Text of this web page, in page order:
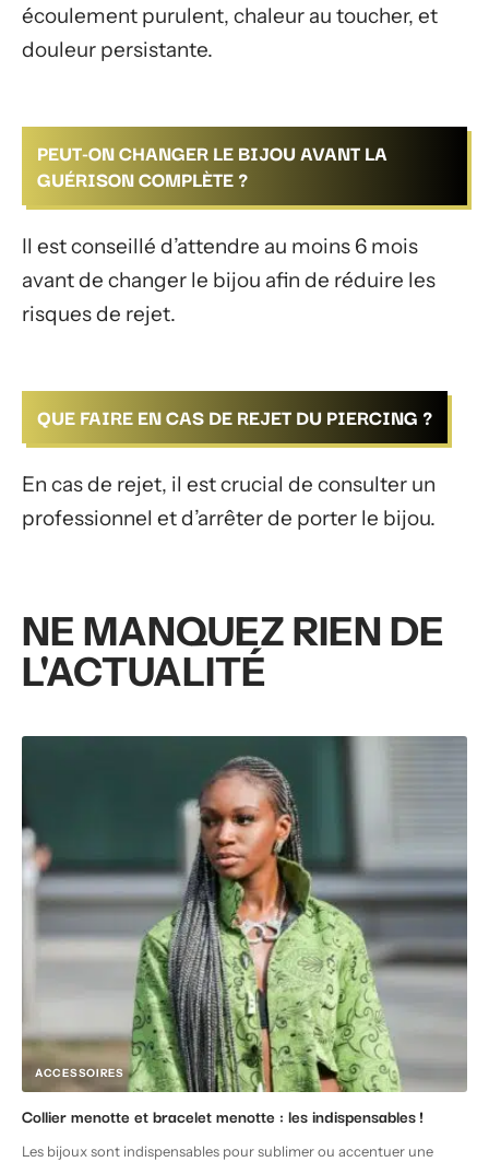
écoulement purulent, chaleur au toucher, et
douleur persistante.
PEUT-ON CHANGER LE BIJOU AVANT LA
GUÉRISON COMPLÈTE ?
Il est conseillé d’attendre au moins 6 mois
avant de changer le bijou afin de réduire les
risques de rejet.
QUE FAIRE EN CAS DE REJET DU PIERCING ?
En cas de rejet, il est crucial de consulter un
professionnel et d’arrêter de porter le bijou.
NE MANQUEZ RIEN DE
L'ACTUALITÉ
ACCESSOIRES
Collier menotte et bracelet menotte : les indispensables !
Les bijoux sont indispensables pour sublimer ou accentuer une